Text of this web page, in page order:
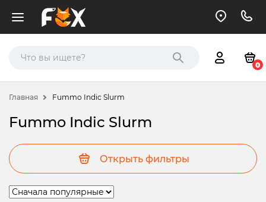
0
Главная Fummo Indic Slurm
Fummo Indic Slurm
Открыть фильтры